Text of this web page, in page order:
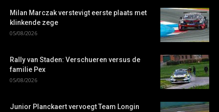
Milan Marczak verstevigt eerste plaats met
klinkende zege
05/08/2026
Rally van Staden: Verschueren versus de
familie Pex
05/08/2026
Junior Planckaert vervoegt Team Longin